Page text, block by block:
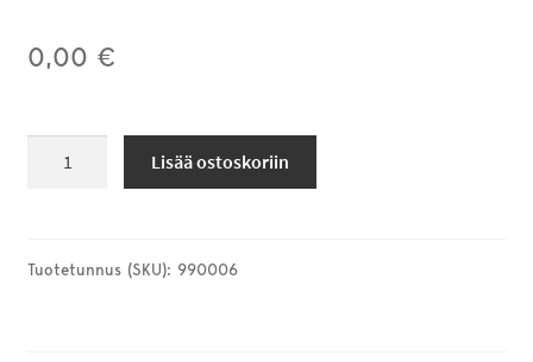
0,00 €
Lisää ostoskoriin
Tuotetunnus (SKU): 990006